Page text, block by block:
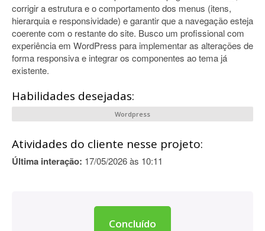
corrigir a estrutura e o comportamento dos menus (itens,
hierarquia e responsividade) e garantir que a navegação esteja
coerente com o restante do site. Busco um profissional com
experiência em WordPress para implementar as alterações de
forma responsiva e integrar os componentes ao tema já
existente.
Habilidades desejadas:
Wordpress
Atividades do cliente nesse projeto:
Última interação: 17/05/2026 às 10:11
Concluído